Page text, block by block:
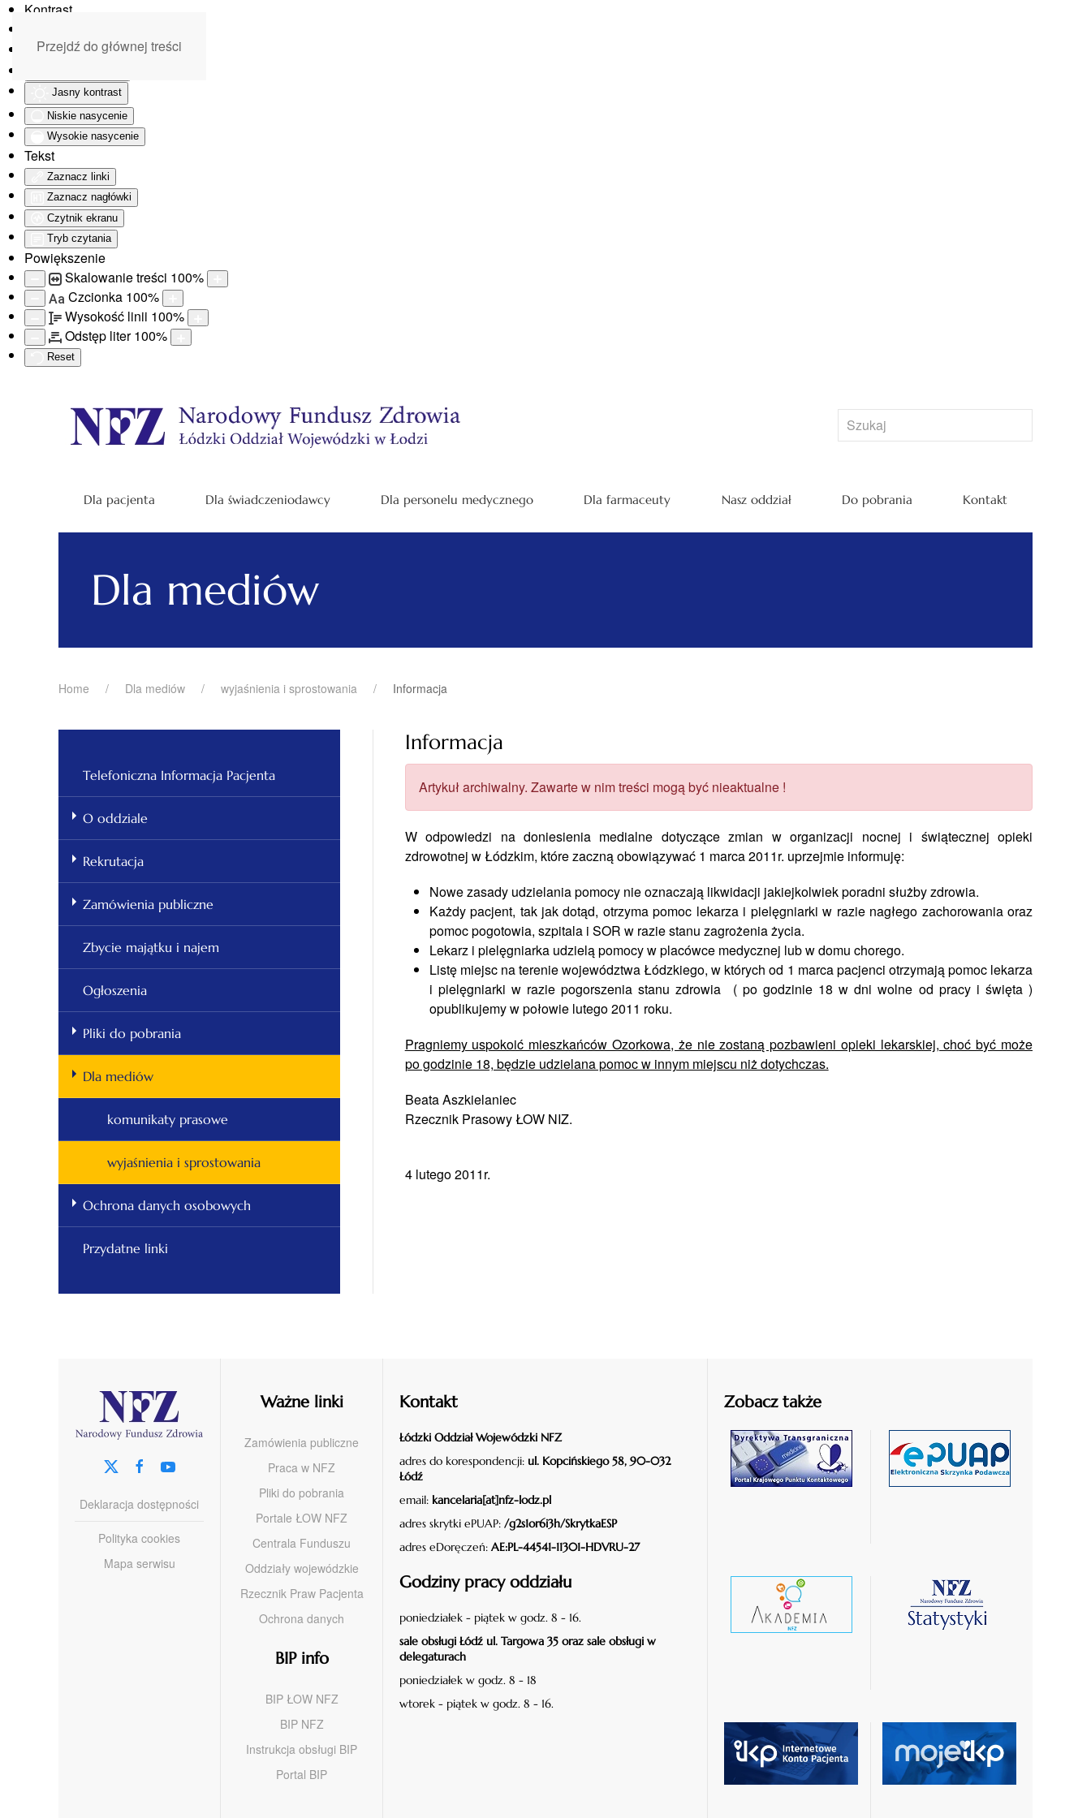
Kontrast
Monochromatyczny
Jasny kontrast
Niskie nasycenie
Wysokie nasycenie
Tekst
Zaznacz linki
Zaznacz nagłówki
Czytnik ekranu
Tryb czytania
Powiększenie
Skalowanie treści 100%
Aa Czcionka 100%
Wysokość linii 100%
Odstęp liter100%
Reset
Przejdź do głównej treści
Dla pacjenta Dla świadczeniodawcy Dla personelu medycznego Dla farmaceuty Nasz oddział Do pobrania Kontakt
Dla mediów
Home Dla mediów wyjaśnienia i sprostowania Informacja
Informacja
Artykuł archiwalny. Zawarte w nim treści mogą być nieaktualne !
W odpowiedzi na doniesienia medialne dotyczące zmian w organizacji nocnej i świątecznej opieki
zdrowotnej w Łódzkim, które zaczną obowiązywać 1 marca 2011r. uprzejmie informuję:
Nowe zasady udzielania pomocy nie oznaczają likwidacji jakiejkolwiek poradni służby zdrowia.
Każdy pacjent, tak jak dotąd, otrzyma pomoc lekarza i pielęgniarki w razie nagłego zachorowania oraz
pomoc pogotowia, szpitala i SOR w razie stanu zagrożenia życia.
Lekarz i pielęgniarka udzielą pomocy w placówce medycznej lub w domu chorego.
Listę miejsc na terenie województwa Łódzkiego, w których od 1 marca pacjenci otrzymają pomoc lekarza
i pielęgniarki w razie pogorszenia stanu zdrowia ( po godzinie 18 w dni wolne od pracy i święta )
opublikujemy w połowie lutego 2011 roku.
Pragniemy uspokoić mieszkańców Ozorkowa, że nie zostaną pozbawieni opieki lekarskiej, choć być może
po godzinie 18, będzie udzielana pomoc w innym miejscu niż dotychczas.
Beata Aszkielaniec
Rzecznik Prasowy ŁOW NIZ.
4 lutego 2011r.
Telefoniczna Informacja Pacjenta
O oddziale
Rekrutacja
Zamówienia publiczne
Zbycie majątku i najem
Ogłoszenia
Pliki do pobrania
Dla mediów
komunikaty prasowe
wyjaśnienia i sprostowania
Ochrona danych osobowych
Przydatne linki
Deklaracja dostępności
Polityka cookies
Mapa serwisu
Ważne linki
Zamówienia publiczne
Praca w NFZ
Pliki do pobrania
Portale ŁOW NFZ
Centrala Funduszu
Oddziały wojewódzkie
Rzecznik Praw Pacjenta
Ochrona danych
BIP info
BIP ŁOW NFZ
BIP NFZ
Instrukcja obsługi BIP
Portal BIP
Kontakt
Łódzki Oddział Wojewódzki NFZ
adres do korespondencji: ul. Kopcińskiego 58, 90-032
Łódź
email: kancelaria[at]nfz-lodz.pl
adres skrytki ePUAP: /g2s1or6i3h/SkrytkaESP
adres eDoręczeń: AE:PL-44541-11301-HDVRU-27
Godziny pracy oddziału
poniedziałek - piątek w godz. 8 - 16.
sale obsługi Łódź ul. Targowa 35 oraz sale obsługi w
delegaturach
poniedziałek w godz. 8 - 18
wtorek - piątek w godz. 8 - 16.
Zobacz także
czytaj
czytaj
czytaj
czytaj
czytaj
czytaj